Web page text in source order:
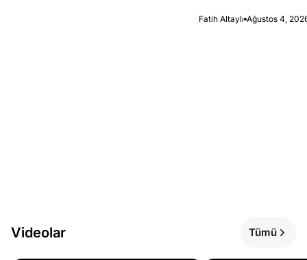
Fatih Altaylı Ağustos 4,
Videolar Tümü